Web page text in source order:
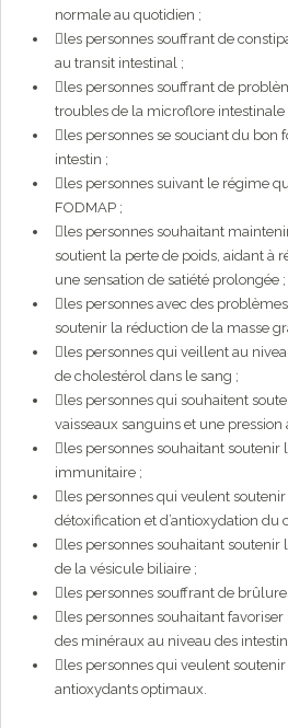
normale au quotidien ;
les personnes souffrant de
au transit intestinal ;
les personnes souffrant de
troubles de la microflore intestinale
les personnes se souciant du
intestin ;
les personnes suivant le régime
FODMAP ;
les personnes souhaitant
soutient la perte de poids, aidant à
une sensation de satiété prolongée ;
les personnes avec des
soutenir la réduction de la masse
les personnes qui veillent au
de cholestérol dans le sang ;
les personnes qui souhaitent
vaisseaux sanguins et une
les personnes souhaitant
immunitaire ;
les personnes qui veulent
détoxification et d’antioxydation du
les personnes souhaitant
de la vésicule biliaire ;
les personnes souffrant de
les personnes souhaitant
des minéraux au niveau des
les personnes qui veulent
antioxydants optimaux.